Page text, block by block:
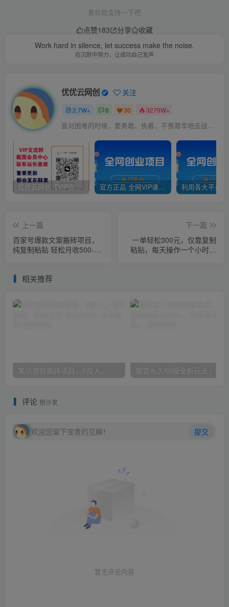
喜欢就支持一下吧
点赞183 分享
收藏
Work hard in silence, let success make the noise.
在沉默中努力，让成功自己发声
优优云网创 关注
2.7W+ 0 30 3279W+
面对困难的时候，要勇敢、执着、不畏艰辛地去战胜它
优优云网创【VIP会员专属交流群】 官方正品 全网VIP课程 无损下载~
上一篇
百家号爆款文案搬砖项目，
纯复制粘贴 轻松月收500-
下一篇
一单轻松300元，仅靠复制
粘贴，每天操作一个小时，
相关推荐
某讯游戏搬砖项目，0投入，可以挂机，轻松上手,月入3000+上不封顶
评论 抢沙发
欢迎您留下宝贵的见解！ 提交
暂无评论内容